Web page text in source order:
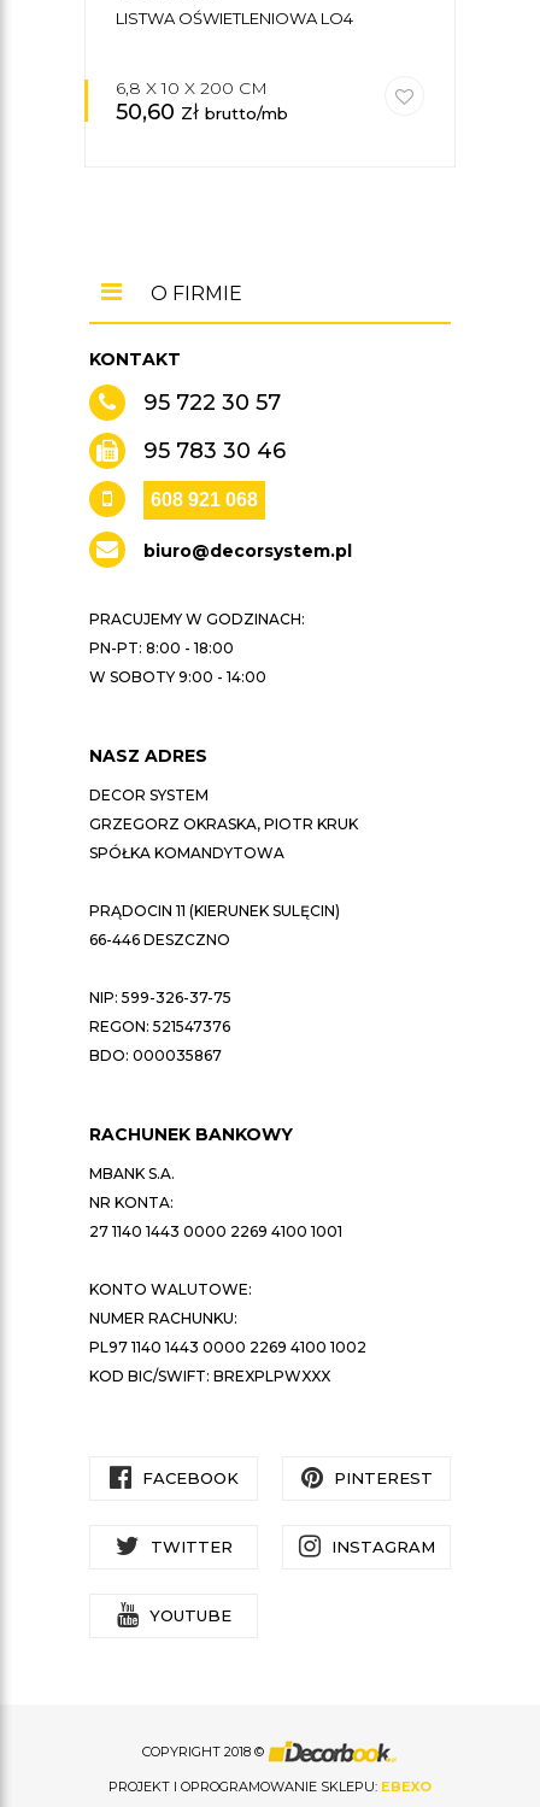
LISTWA OŚWIETLENIOWA LO4
6,8 X 10 X 200 CM
50,60 zł brutto/mb
KONTAKT
95 722 30 57
95 783 30 46
608 921 068
biuro@decorsystem.pl
PRACUJEMY W GODZINACH:
PN-PT: 8:00 - 18:00
W SOBOTY 9:00 - 14:00
NASZ ADRES
DECOR SYSTEM
GRZEGORZ OKRASKA, PIOTR KRUK
SPÓŁKA KOMANDYTOWA
PRĄDOCIN 11 (KIERUNEK SULĘCIN)
66-446 DESZCZNO
NIP: 599-326-37-75
REGON: 521547376
BDO: 000035867
O FIRMIE
RACHUNEK BANKOWY
MBANK S.A.
NR KONTA:
27 1140 1443 0000 2269 4100 1001
KONTO WALUTOWE:
NUMER RACHUNKU:
PL97 1140 1443 0000 2269 4100 1002
KOD BIC/SWIFT: BREXPLPWXXX
FACEBOOK PINTEREST
TWITTER INSTAGRAM
YOUTUBE
COPYRIGHT 2018 ©
PROJEKT I OPROGRAMOWANIE SKLEPU: EBEXO